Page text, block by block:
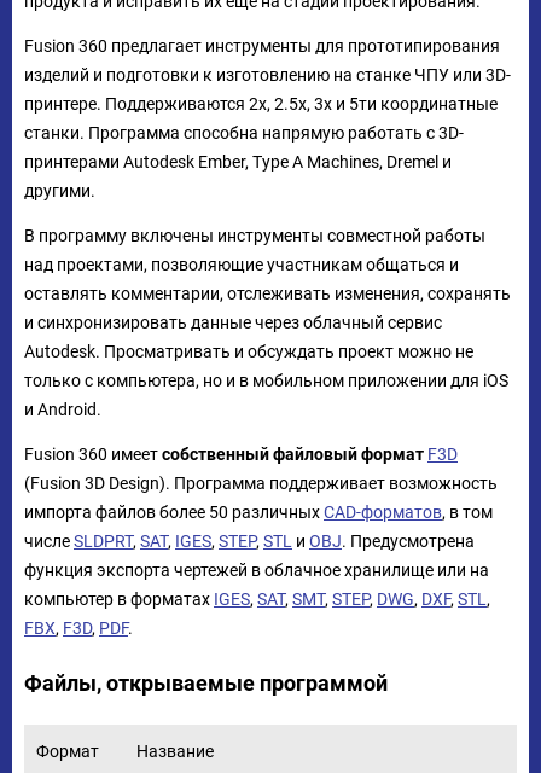
Fusion 360 предлагает инструменты для прототипирования
изделий и подготовки к изготовлению на станке ЧПУ или 3D-
принтере. Поддерживаются 2х, 2.5х, 3х и 5ти координатные
станки. Программа способна напрямую работать с 3D-
принтерами Autodesk Ember, Type A Machines, Dremel и
другими.
В программу включены инструменты совместной работы
над проектами, позволяющие участникам общаться и
оставлять комментарии, отслеживать изменения, сохранять
и синхронизировать данные через облачный сервис
Autodesk. Просматривать и обсуждать проект можно не
только с компьютера, но и в мобильном приложении для iOS
и Android.
Fusion 360 имеетсобственный файловый формат F3D
(Fusion 3D Design). Программа поддерживает возможность
импорта файлов более 50 различныхCAD-форматов, в том
числеSLDPRT, SAT, IGES, STEP, STL и OBJ. Предусмотрена
функция экспорта чертежей в облачное хранилище или на
компьютер в форматах IGES, SAT, SMT, STEP, DWG, DXF, STL ,
FBX, F3D, PDF.
Файлы, открываемые программой
Формат Название